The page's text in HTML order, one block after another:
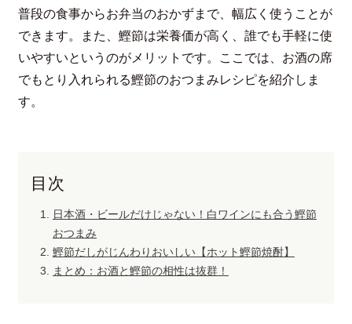
普段の食事からお弁当のおかずまで、幅広く使うことが
できます。また、鰹節は栄養価が高く、誰でも手軽に使
いやすいというのがメリットです。ここでは、お酒の席
でもとり入れられる鰹節のおつまみレシピを紹介しま
す。
目次
日本酒・ビールだけじゃない！白ワインにも合う鰹節
おつまみ
鰹節だしがじんわりおいしい【ホット鰹節焼酎】
まとめ：お酒と鰹節の相性は抜群！